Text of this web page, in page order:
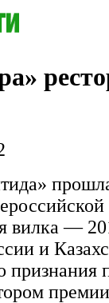
вилка —
и
признания